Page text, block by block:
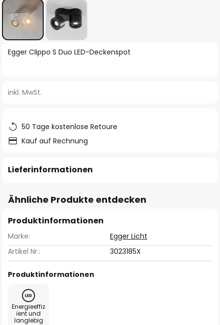
Zum
Anfang
springen
Egger Clippo S Duo LED-Deckenspot
inkl. MwSt.
50 Tage kostenlose Retoure
Kauf auf Rechnung
Lieferinformationen
Ähnliche Produkte entdecken
Produktinformationen
Marke:
Egger Licht
Artikel Nr.:
3023185X
Produktinformationen
Energieeffiz
ient und
langlebig